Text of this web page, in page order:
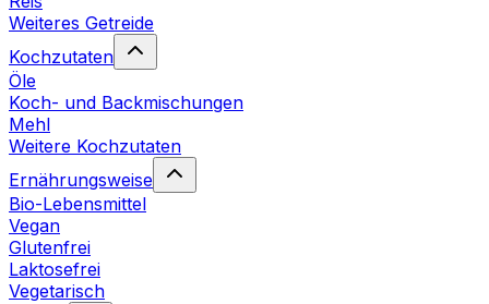
Weiteres Getreide
Kochzutaten
Öle
Koch- und Backmischungen
Mehl
Weitere Kochzutaten
Ernährungsweise
Bio-Lebensmittel
Vegan
Glutenfrei
Laktosefrei
Vegetarisch